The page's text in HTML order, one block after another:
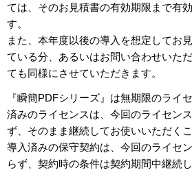
ては、そのお見積書の有効期限まで有
す。
また、本年度以後の導入を想定してお
ている分、あるいはお問い合わせいた
ても同様にさせていただきます。
『瞬簡PDFシリーズ』は無期限のライ
済みのライセンスは、今回のライセン
ず、そのまま継続してお使いいただく
導入済みの保守契約は、今回のライセ
らず、契約時の条件は契約期間中継続し